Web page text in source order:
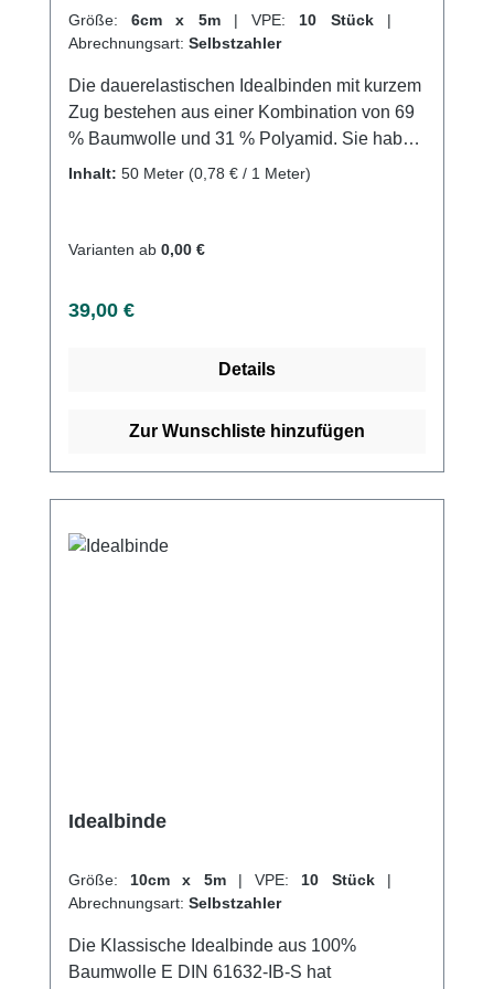
Größe: 6cm x 5m | VPE: 10 Stück |
Abrechnungsart: Selbstzahler
Die dauerelastischen Idealbinden mit kurzem
Zug bestehen aus einer Kombination von 69
% Baumwolle und 31 % Polyamid. Sie haben
eine Dehnbarkeit von ca. 80 % und eignen
benötigt wird. Durch ihre besondere
tragen. Sie sind waschbar bis 60°C und
eine lange Lebensdauer, was sie besonders
des Herstellers Kaufen Sie jetzt Idealast
Inhalt: 50 Meter (0,78 € / 1 Meter)
Varianten ab 0,00 €
Regulärer Preis:
39,00 €
Details
Zur Wunschliste hinzufügen
Idealbinde
Größe: 10cm x 5m | VPE: 10 Stück |
Abrechnungsart: Selbstzahler
Die Klassische Idealbinde aus 100%
Baumwolle E DIN 61632-IB-S hat